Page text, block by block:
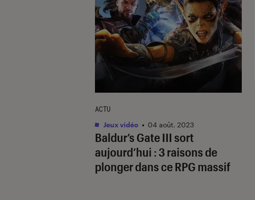
Baldur’s Gate III sort
aujourd’hui : 3 raisons de
plonger dans ce RPG massif
ACTU
Jeux vidéo • 04 août. 2023